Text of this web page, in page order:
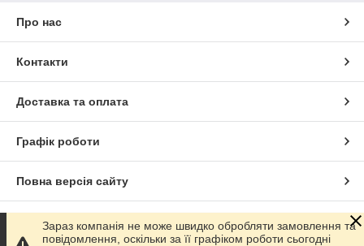
Про нас
Контакти
Доставка та оплата
Графік роботи
Повна версія сайту
Сайт створено на маркетплейсі Prom.ua
Зараз компанія не може швидко обробляти замовлення та
повідомлення, оскільки за її графіком роботи сьогодні